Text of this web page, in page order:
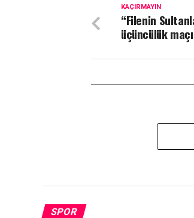
KAÇIRMAYIN
“Filenin
üçüncülük
SPOR